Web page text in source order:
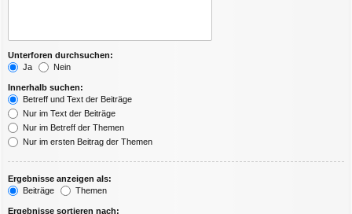
Unterforen durchsuchen:
Ja
Nein
Innerhalb suchen:
Betreff und Text der Beiträge
Nur im Text der Beiträge
Nur im Betreff der Themen
Nur im ersten Beitrag der Themen
Ergebnisse anzeigen als:
Beiträge
Themen
Ergebnisse sortieren nach: